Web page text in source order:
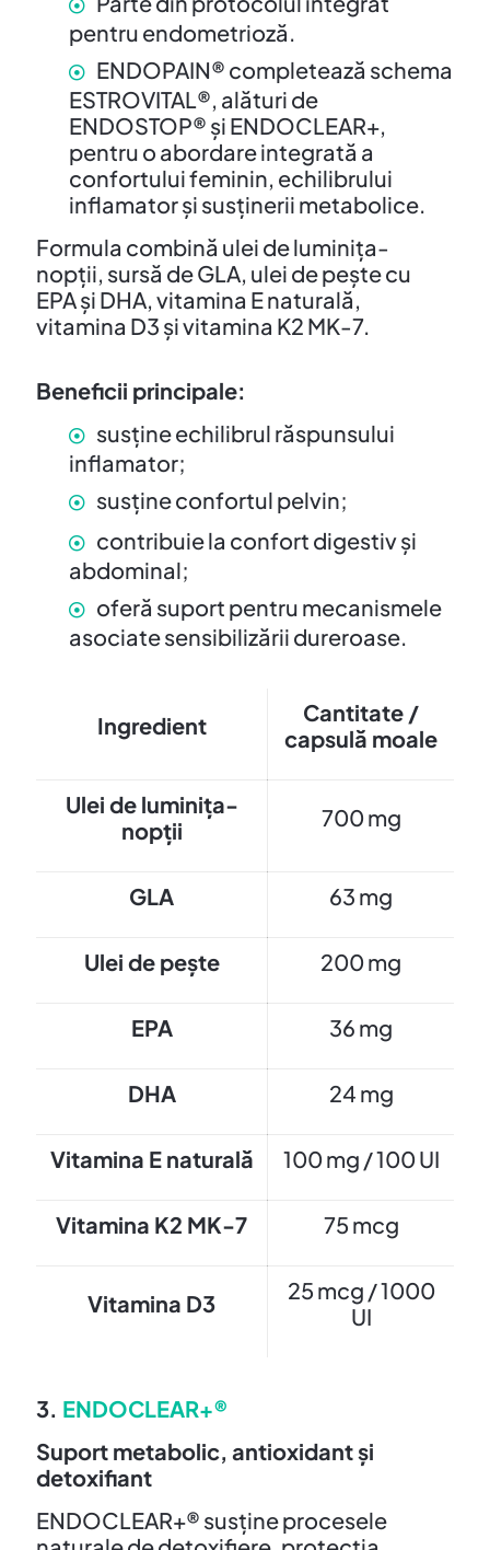
pentru endometrioză.
ENDOPAIN® completează schema
ESTROVITAL®, alături de
ENDOSTOP® și ENDOCLEAR+,
pentru o abordare integrată a
confortului feminin, echilibrului
inflamator și susținerii metabolice.
Formula combină ulei de luminița-
nopții, sursă de GLA, ulei de pește cu
EPA și DHA, vitamina E naturală,
vitamina D3 și vitamina K2 MK-7.
Beneficii principale:
susține echilibrul răspunsului
inflamator;
susține confortul pelvin;
contribuie la confort digestiv și
abdominal;
oferă suport pentru mecanismele
asociate sensibilizării dureroase.
Ingredient
Cantitate /
capsulă moale
Ulei de luminița-
nopții
700 mg
GLA 63 mg
Ulei de pește 200 mg
EPA 36 mg
DHA 24 mg
Vitamina E naturală 100 mg / 100 UI
Vitamina K2 MK-7 75 mcg
Vitamina D3
25 mcg / 1000
UI
3. ENDOCLEAR+®
Suport metabolic, antioxidant și
detoxifiant
ENDOCLEAR+® susține procesele